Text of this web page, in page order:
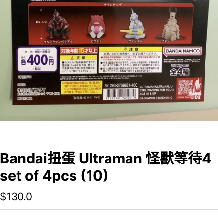
Bandai扭蛋 Ultraman 怪獸等待4
set of 4pcs (10)
$130.0